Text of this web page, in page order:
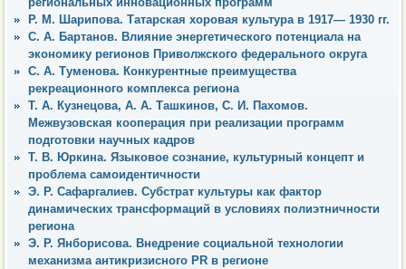
Р. М. Шарипова. Татарская хоровая культура в 1917— 1930 гг.
С. А. Бартанов. Влияние энергетического потенциала на
экономику регионов Приволжского федерального округа
С. А. Туменова. Конкурентные преимущества
рекреационного комплекса региона
Т. А. Кузнецова, А. А. Ташкинов, С. И. Пахомов.
Межвузовская кооперация при реализации программ
подготовки научных кадров
Т. В. Юркина. Языковое сознание, культурный концепт и
проблема самоидентичности
Э. Р. Сафаргалиев. Субстрат культуры как фактор
динамических трансформаций в условиях полиэтничности
региона
Э. Р. Янборисова. Внедрение социальной технологии
механизма антикризисного PR в регионе